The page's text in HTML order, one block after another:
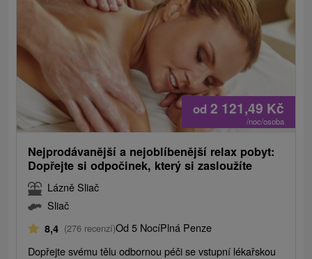
od 2 121,49 Kč
/noc/osoba
Nejprodávanější a nejoblíbenější relax pobyt:
Dopřejte si odpočinek, který si zasloužíte
Lázně Sliač
Sliač
8,4 (276 recenzí)Od 5 NocíPlná Penze
Dopřejte svému tělu odbornou péči se vstupní lékařskou